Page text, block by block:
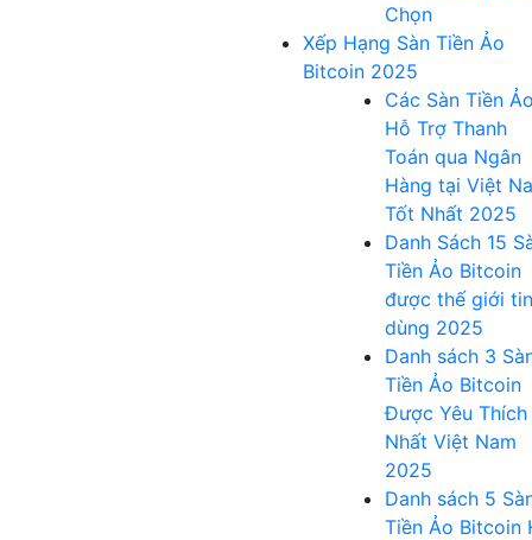
Chọn
Xếp Hạng Sàn Tiền Ảo
Bitcoin 2025
Các Sàn Tiền Ảo
Hỗ Trợ Thanh
Toán qua Ngân
Hàng tại Việt
Tốt Nhất 2025
Danh Sách 15
Tiền Ảo Bitcoin
được thế giới tin
dùng 2025
Danh sách 3
Tiền Ảo Bitcoin
Được Yêu Thích
Nhất Việt Nam
2025
Danh sách 5
Tiền Ảo Bitcoin